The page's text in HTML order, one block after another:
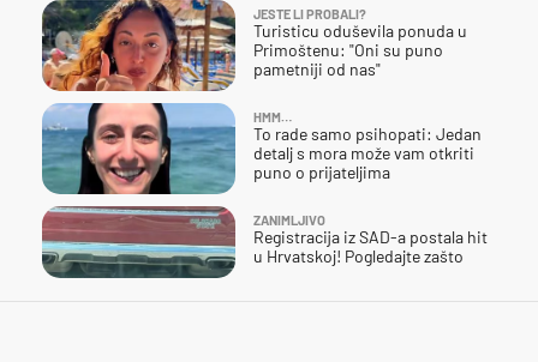
JESTE LI PROBALI?
Turisticu oduševila ponuda u
Primoštenu: "Oni su puno
pametniji od nas"
HMM…
To rade samo psihopati: Jedan
detalj s mora može vam otkriti
puno o prijateljima
ZANIMLJIVO
Registracija iz SAD-a postala hit
u Hrvatskoj! Pogledajte zašto